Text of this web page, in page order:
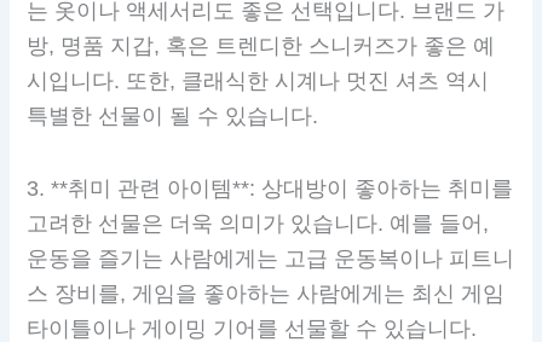
는 옷이나 액세서리도 좋은 선택입니다. 브랜드 가
방, 명품 지갑, 혹은 트렌디한 스니커즈가 좋은 예
시입니다. 또한, 클래식한 시계나 멋진 셔츠 역시
특별한 선물이 될 수 있습니다.
3. **취미 관련 아이템**: 상대방이 좋아하는 취미를
고려한 선물은 더욱 의미가 있습니다. 예를 들어,
운동을 즐기는 사람에게는 고급 운동복이나 피트니
스 장비를, 게임을 좋아하는 사람에게는 최신 게임
타이틀이나 게이밍 기어를 선물할 수 있습니다.